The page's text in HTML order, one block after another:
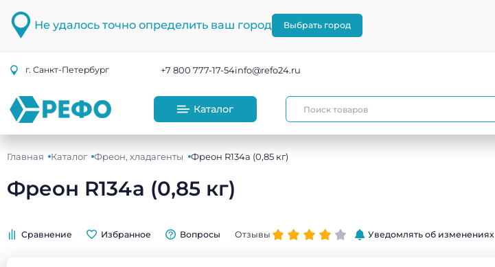
Не удалось точно определить ваш город Выбрать город
г.Санкт-Петербург +7 800 777-17-54info@refo24.ru
Каталог
Главная Каталог Фреон, хладагенты Фреон R134a (0,85 кг)
Фреон R134a (0,85 кг)
Сравнение Избранное Вопросы Отзывы Уведомлять об изменениях